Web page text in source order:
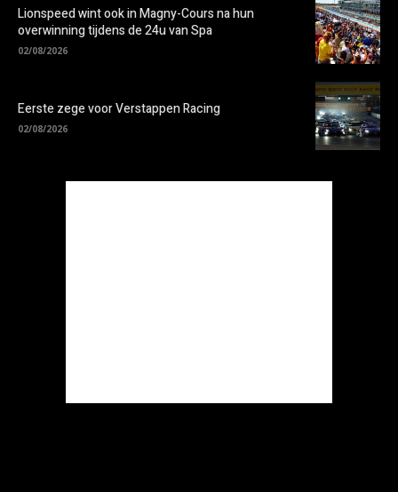
Lionspeed wint ook in Magny-Cours na hun
overwinning tijdens de 24u van Spa
02/08/2026
Eerste zege voor Verstappen Racing
02/08/2026